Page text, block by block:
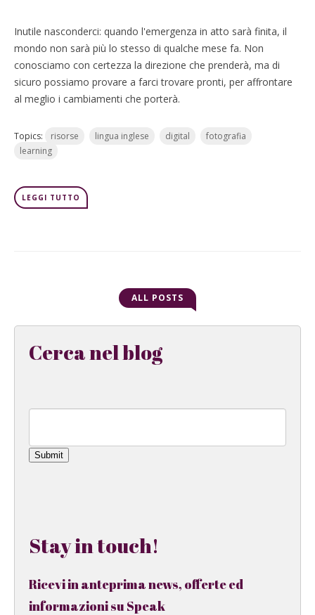
Inutile nasconderci: quando l'emergenza in atto sarà finita, il
mondo non sarà più lo stesso di qualche mese fa. Non
conosciamo con certezza la direzione che prenderà, ma di
sicuro possiamo provare a farci trovare pronti, per affrontare
al meglio i cambiamenti che porterà.
Topics: risorse lingua inglese digital
fotografia
learning
LEGGI TUTTO
ALL POSTS
Cerca nel blog
Submit
Stay in touch!
Ricevi in anteprima news, offerte ed
informazioni su Speak